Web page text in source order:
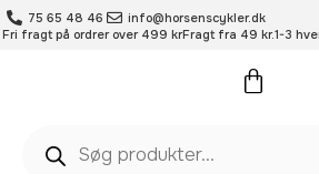
75 65 48 46
info@horsenscykler.dk
Fri fragt på ordrer over 499 krFragt fra 49 kr.1-3